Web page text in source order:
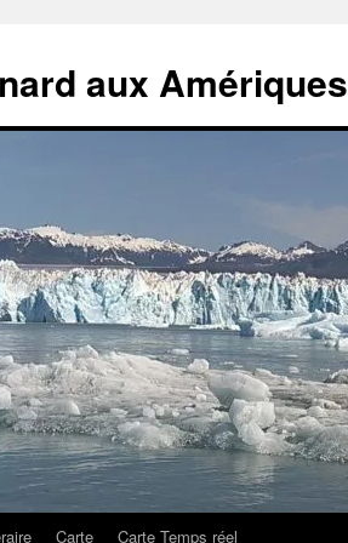
aux Amériques
Carte Carte Temps réel